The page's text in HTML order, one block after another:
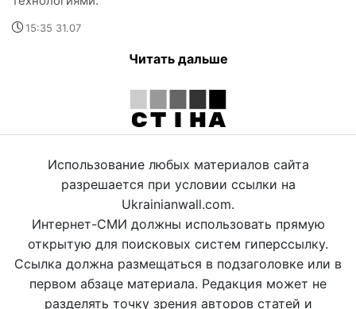
15:35 31.07
Читать дальше
Использование любых материалов сайта
разрешается при условии ссылки на
Ukrainianwall.com.
Интернет-СМИ должны использовать прямую
открытую для поисковых систем гиперссылку.
Ссылка должна размещаться в подзаголовке или в
первом абзаце материала. Редакция может не
разделять точку зрения авторов статей и